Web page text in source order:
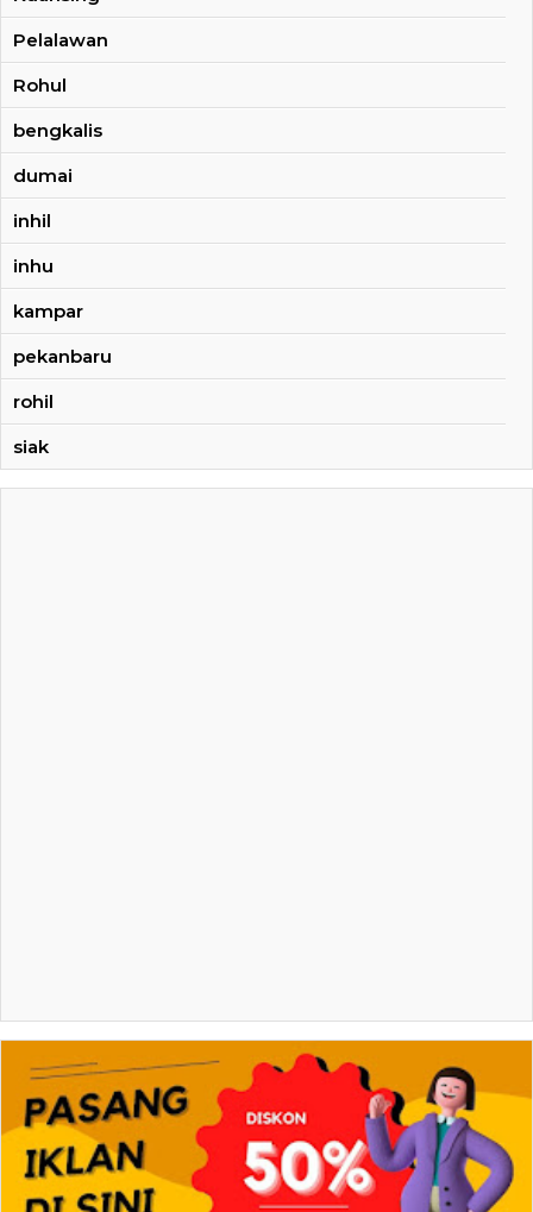
Pelalawan
Rohul
bengkalis
dumai
inhil
inhu
kampar
pekanbaru
rohil
siak